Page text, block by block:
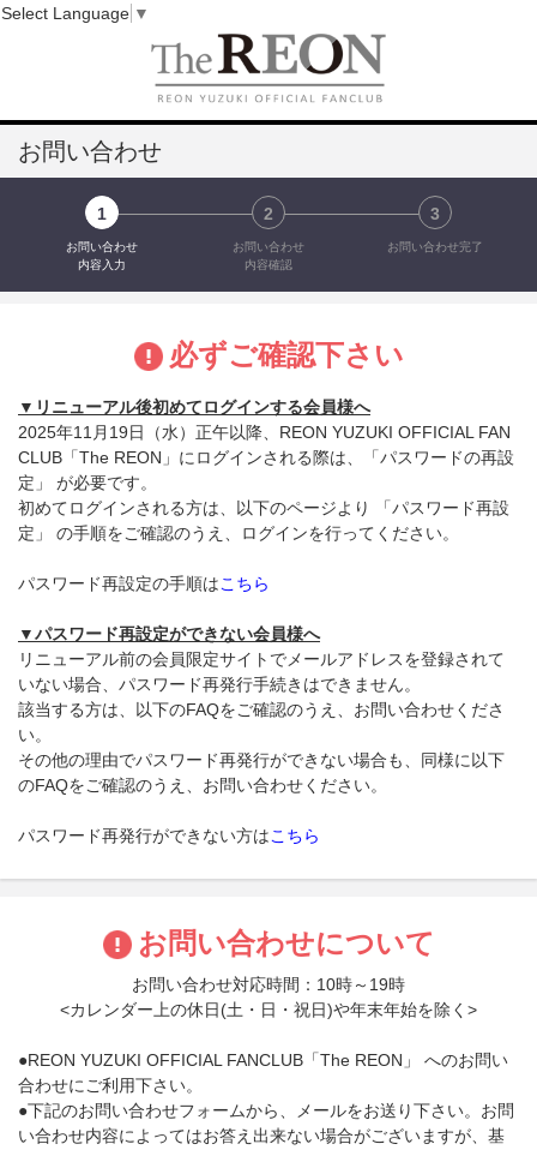
お問い合わせ
1
お問い合わせ
内容入力
2
お問い合わせ
内容確認
3
お問い合わせ完了
必ずご確認下さい
▼リニューアル後初めてログインする会員様へ
2025年11月19日（水）正午以降、REON YUZUKI OFFICIAL FAN
CLUB「The REON」にログインされる際は、「パスワードの再設
定」 が必要です。
初めてログインされる方は、以下のページより 「パスワード再設
定」 の手順をご確認のうえ、ログインを行ってください。
パスワード再設定の手順はこちら
▼パスワード再設定ができない会員様へ
リニューアル前の会員限定サイトでメールアドレスを登録されて
いない場合、パスワード再発行手続きはできません。
該当する方は、以下のFAQをご確認のうえ、お問い合わせくださ
い。
その他の理由でパスワード再発行ができない場合も、同様に以下
のFAQをご確認のうえ、お問い合わせください。
パスワード再発行ができない方はこちら
お問い合わせについて
お問い合わせ対応時間：10時～19時
<カレンダー上の休日(土・日・祝日)や年末年始を除く>
●REON YUZUKI OFFICIAL FANCLUB「The REON」 へのお問い
合わせにご利用下さい。
●下記のお問い合わせフォームから、メールをお送り下さい。お問
い合わせ内容によってはお答え出来ない場合がございますが、基
Select Language ▼